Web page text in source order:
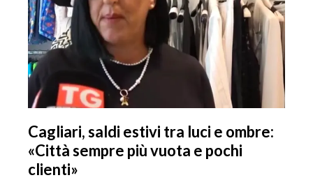
Cagliari, saldi estivi tra luci e ombre:
«Città sempre più vuota e pochi
clienti»